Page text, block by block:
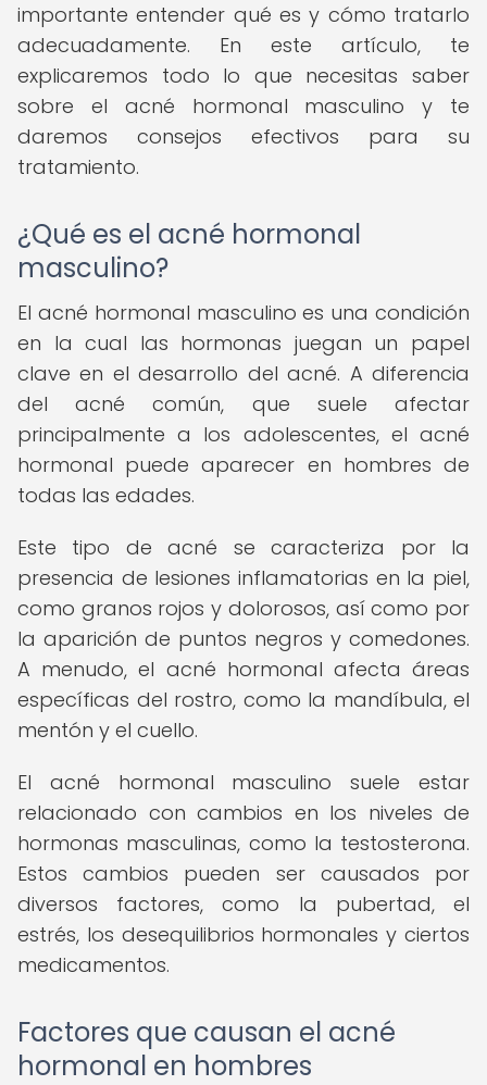
importante entender qué es y cómo tratarlo
adecuadamente. En este artículo, te
explicaremos todo lo que necesitas saber
sobre el acné hormonal masculino y te
daremos consejos efectivos para su
tratamiento.
¿Qué es el acné hormonal
masculino?
El acné hormonal masculino es una condición
en la cual las hormonas juegan un papel
clave en el desarrollo del acné. A diferencia
del acné común, que suele afectar
principalmente a los adolescentes, el acné
hormonal puede aparecer en hombres de
todas las edades.
Este tipo de acné se caracteriza por la
presencia de lesiones inflamatorias en la piel,
como granos rojos y dolorosos, así como por
la aparición de puntos negros y comedones.
A menudo, el acné hormonal afecta áreas
específicas del rostro, como la mandíbula, el
mentón y el cuello.
El acné hormonal masculino suele estar
relacionado con cambios en los niveles de
hormonas masculinas, como la testosterona.
Estos cambios pueden ser causados por
diversos factores, como la pubertad, el
estrés, los desequilibrios hormonales y ciertos
medicamentos.
Factores que causan el acné
hormonal en hombres